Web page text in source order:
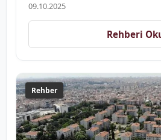
09.10.2025
Rehberi
Rehber